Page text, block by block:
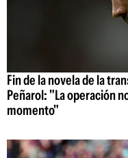
Fin de la novela de la
Peñarol: "La operación
momento"